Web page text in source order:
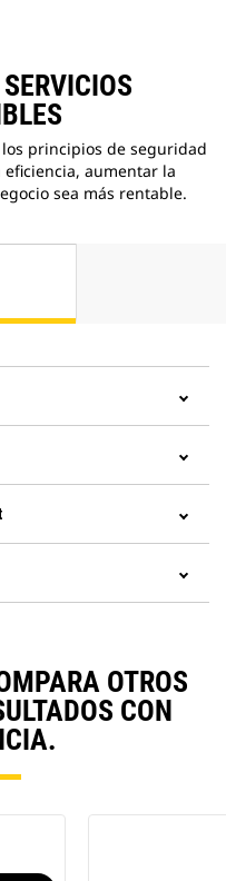
principios de seguridad
aumentar la
sea más rentable.
OTROS
CON